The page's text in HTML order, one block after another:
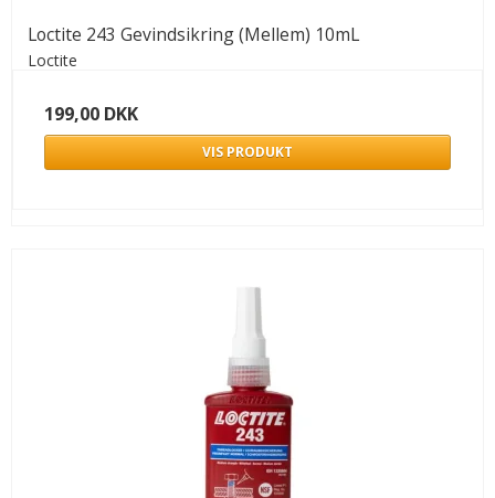
Loctite 243 Gevindsikring (Mellem) 10mL
Loctite
199,00 DKK
VIS PRODUKT